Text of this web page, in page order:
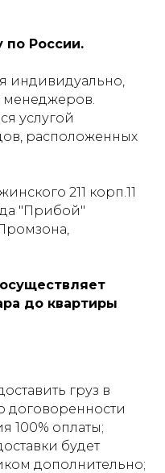
по России.
индивидуально,
услугой
расположенных
211 корп.11
"Прибой"
до квартиры
груз в
договоренности
100% оплаты;
будет
дополнительно;